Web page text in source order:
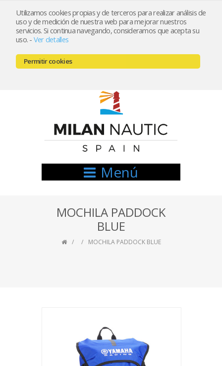
Utilizamos cookies propias y de terceros para realizar análisis de
uso y de medición de nuestra web para mejorar nuestros
servicios. Si continua navegando, consideramos que acepta su
uso. - Ver detalles
Permitir cookies
Registrarse Mi cuenta
666521122 // 654999333
Menú
MOCHILA PADDOCK
BLUE
MOCHILA PADDOCK BLUE